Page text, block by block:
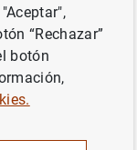
“Rechazar”
botón